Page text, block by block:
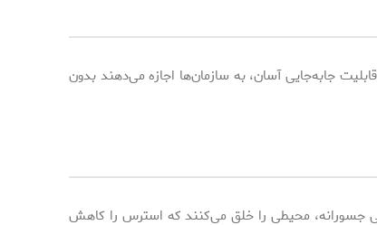
جابه‌جایی آسان، به سازمان‌ها اجازه می‌دهند بدون
پالت‌های رنگی جسورانه، محیطی را خلق می‌کنند که استرس را کاهش